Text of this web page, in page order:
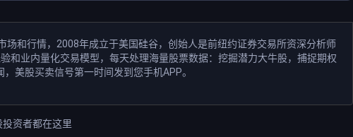
和行情，2008年成立于美国硅谷，创始人是前纽约证券交易所资深分析师
和业内量化交易模型，每天处理海量股票数据：挖掘潜力大牛股，捕捉期权
美股买卖信号第一时间发到您手机APP。
投资者都在这里